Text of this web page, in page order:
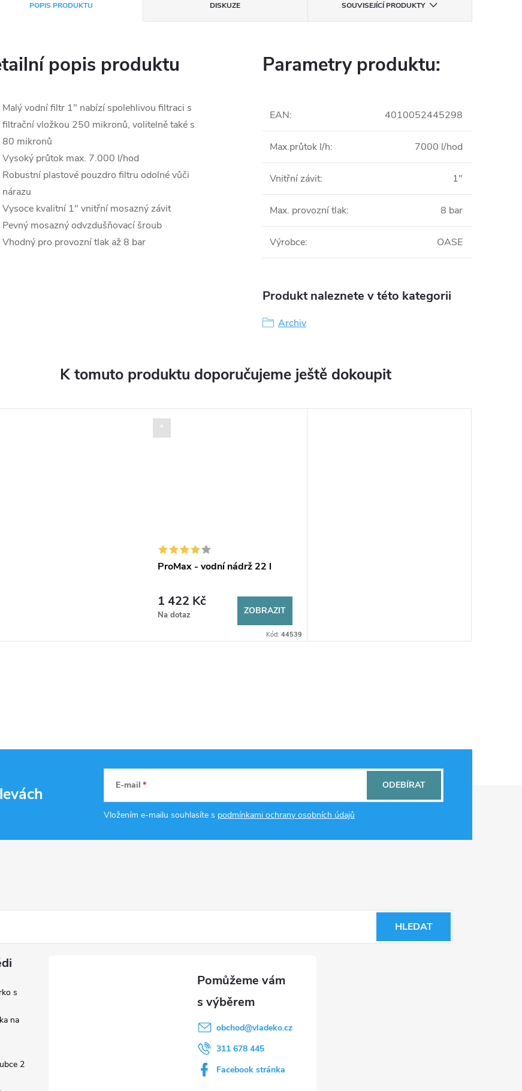
POPIS PRODUKTU DISKUZE SOUVISEJÍCÍ PRODUKTY
popis produktu
Malý vodní filtr 1" nabízí spolehlivou filtraci s
filtrační vložkou 250 mikronů, volitelně také s
80 mikronů
Vysoký průtok max. 7.000 l/hod
Robustní plastové pouzdro filtru odolné vůči
nárazu
Vysoce kvalitní 1" vnitřní mosazný závit
Pevný mosazný odvzdušňovací šroub
Vhodný pro provozní tlak až 8 bar
Parametry produktu:
EAN: 4010052445298
Max.průtok l/h: 7000 l/hod
Vnitřní závit: 1"
Max. provozní tlak: 8 bar
Výrobce: OASE
Produkt naleznete v této kategorii
Archiv
K tomuto produktu doporučujeme ještě dokoupit
*
ProMax - vodní nádrž 22 l
1 422 Kč
Na dotaz ZOBRAZIT
Kód: 44539
E-mail
Vložením e-mailu souhlasíte s podmínkami ochrany osobních údajů
ODEBÍRAT
HLEDAT
s
na
2
obchod@vladeko.cz
311 678 445
Facebook stránka